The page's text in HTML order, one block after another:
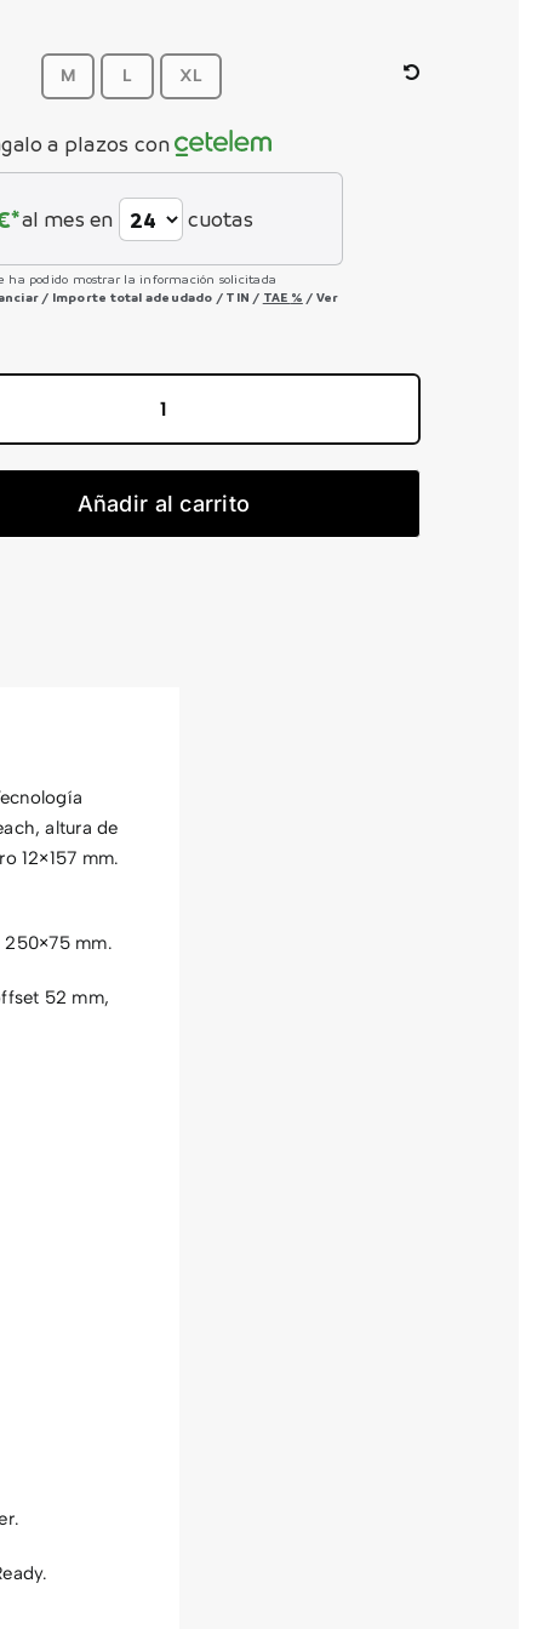
6.099,00 €.
4.574,25 €.
M L XL
a plazos con
al mes en cuotas
ha podido mostrar la información solicitada
/ Importe total adeudado / TIN / TAE % / Ver
cantidad
Añadir al carrito
altura de
12×157 mm.
mm.
52 mm,